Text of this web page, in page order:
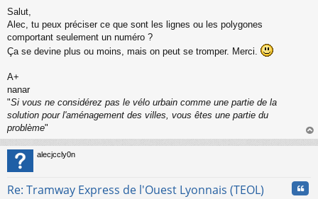
e
s
s
g
n
o
n
l
u
Salut,
Alec, tu peux préciser ce que sont les lignes ou les polygones
comportant seulement un numéro ?
Ça se devine plus ou moins, mais on peut se tromper. Merci.
A+
nanar
"Si vous ne considérez pas le vélo urbain comme une partie de la
solution pour l'aménagement des villes, vous êtes une partie du
problème"
au
alecjccly0n
Re: Tramway Express de l'Ouest Lyonnais (TEOL)